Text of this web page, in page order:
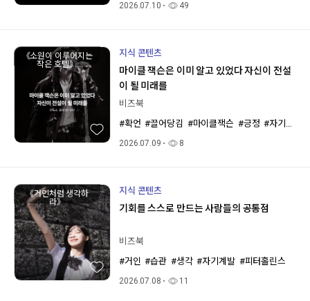
2026.07.10 49
《소원이 이루어지는
작은 호텔》
지식 콘텐츠
마이클 잭슨은 이미 알고 있었다 자신이 전설
이 될 미래를
비즈북
#확언 #끌어당김 #마이클잭슨 #긍정 #자기계발
2026.07.09 8
《거인처럼 생각하
라》
지식 콘텐츠
기회를 스스로 만드는 사람들의 공통점
비즈북
#거인 #습관 #생각 #자기계발 #피터홀린스
2026.07.08 11